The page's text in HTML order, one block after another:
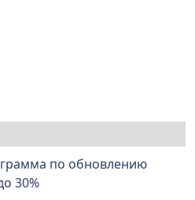
по обновлению
30%